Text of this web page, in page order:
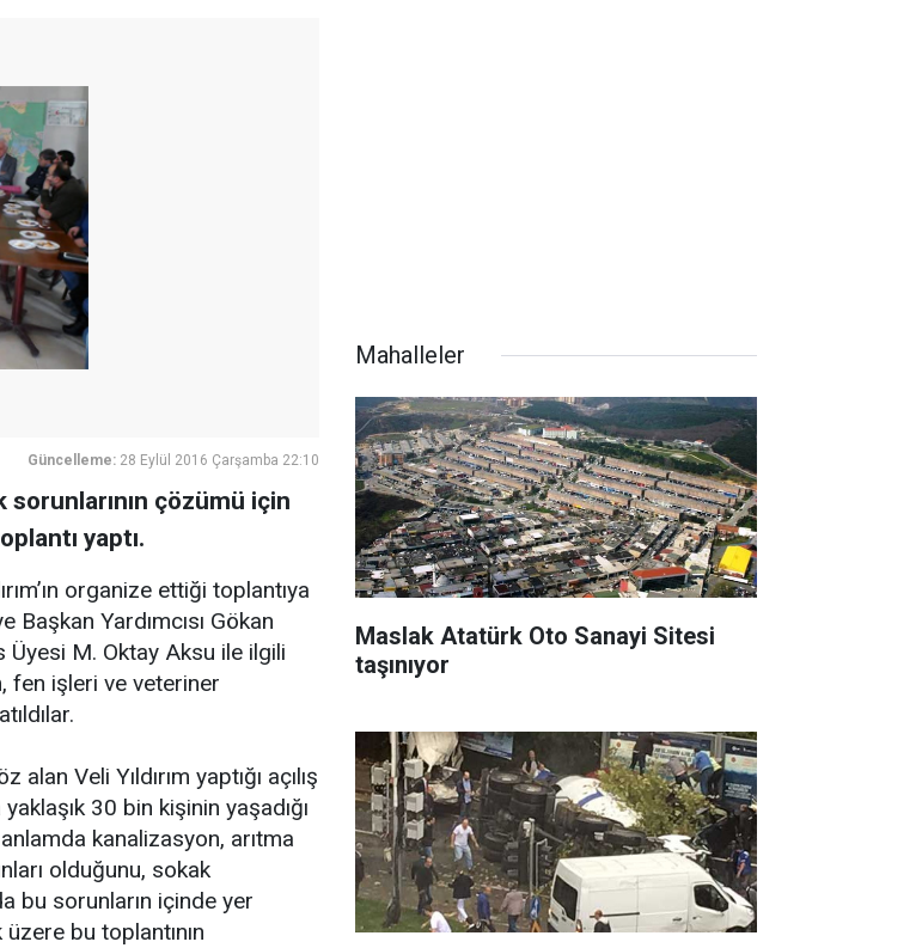
Güncelleme: 28 Eylül 2016 Çarşamba 22:10
çözümü için
yaptı.
organize ettiği toplantıya
Başkan Yardımcısı Gökan
Üyesi M. Oktay Aksu ile ilgili
fen işleri ve veteriner
alan Veli Yıldırım yaptığı açılış
30 bin kişinin yaşadığı
kanalizasyon, arıtma
olduğunu, sokak
bu sorunların içinde yer
bu toplantının
Mahalleler
Maslak Atatürk Oto Sanayi Sitesi
taşınıyor